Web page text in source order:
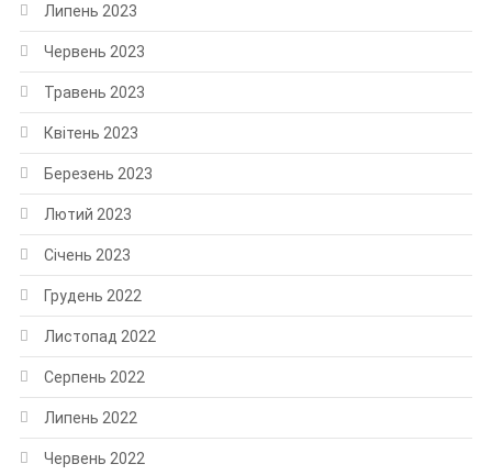
Липень 2023
Червень 2023
Травень 2023
Квітень 2023
Березень 2023
Лютий 2023
Січень 2023
Грудень 2022
Листопад 2022
Серпень 2022
Липень 2022
Червень 2022